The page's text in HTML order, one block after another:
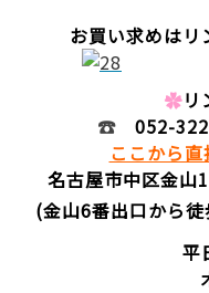
お買い求めは
✿リ
☎ 052-
ここから直
名古屋市中区金山
(金山6番出口から徒
平